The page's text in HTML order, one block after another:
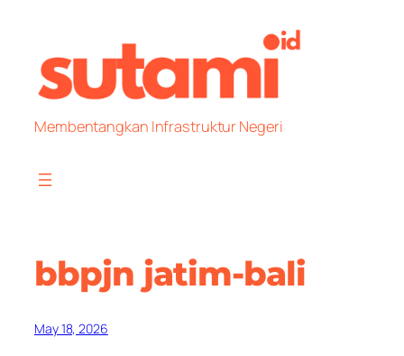
content
Membentangkan Infrastruktur Negeri
bbpjn jatim-bali
May 18, 2026